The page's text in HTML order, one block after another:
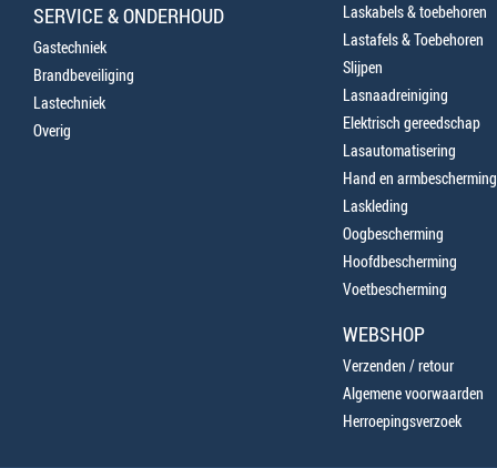
SERVICE & ONDERHOUD
Gastechniek
Brandbeveiliging
Lastechniek
Overig
Laskabels & toebehoren
Lastafels & Toebehoren
Slijpen
Lasnaadreiniging
Elektrisch gereedschap
Lasautomatisering
Hand en armbescherming
Laskleding
Oogbescherming
Hoofdbescherming
Voetbescherming
WEBSHOP
Verzenden / retour
Algemene voorwaarden
Herroepingsverzoek